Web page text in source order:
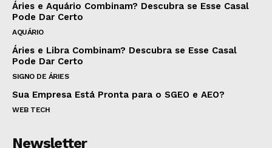
Áries e Aquário Combinam? Descubra se Esse Casal
Pode Dar Certo
AQUÁRIO
Áries e Libra Combinam? Descubra se Esse Casal
Pode Dar Certo
SIGNO DE ÁRIES
Sua Empresa Está Pronta para o SGEO e AEO?
WEB TECH
Newsletter